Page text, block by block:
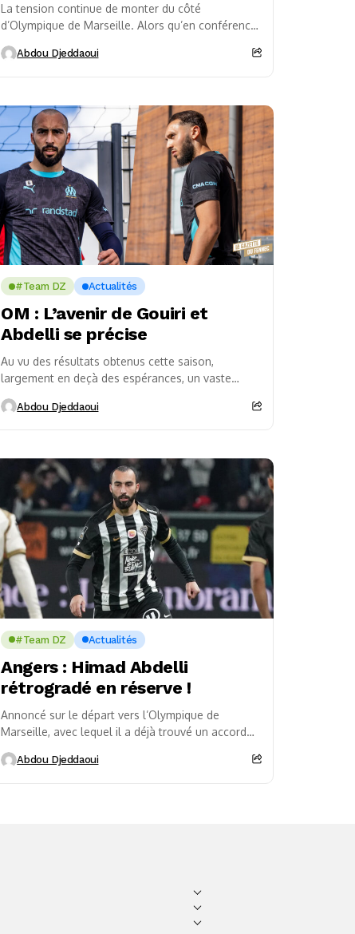
La tension continue de monter du côté
d’Olympique de Marseille. Alors qu’en conférence
apaisant pour...
Abdou Djeddaoui
#Team DZ Actualités
OM : L’avenir de Gouiri et
Abdelli se précise
Au vu des résultats obtenus cette saison,
largement en deçà des espérances, un vaste
Marseille lors du...
Abdou Djeddaoui
#Team DZ Actualités
Angers : Himad Abdelli
rétrogradé en réserve !
Annoncé sur le départ vers l’Olympique de
Marseille, avec lequel il a déjà trouvé un accord
Abdou Djeddaoui